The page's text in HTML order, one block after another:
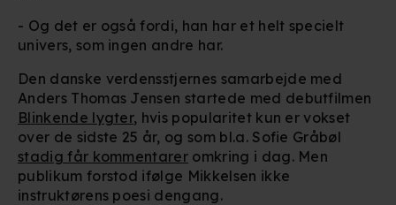
- Og det er også fordi, han har et helt specielt
univers, som ingen andre har.
Den danske verdensstjernes samarbejde med
Anders Thomas Jensen startede med debutfilmen
Blinkende lygter, hvis popularitet kun er vokset
over de sidste 25 år, og som bl.a. Sofie Gråbøl
stadig får kommentarer omkring i dag. Men
publikum forstod ifølge Mikkelsen ikke
instruktørens poesi dengang.